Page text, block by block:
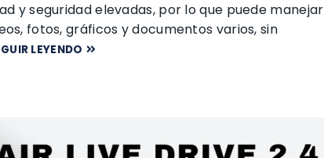
y seguridad elevadas, por lo que puede manejar
fotos, gráficos y documentos varios, sin
LEYENDO